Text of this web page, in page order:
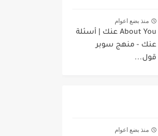
منذ بضع اعوام
About You عنك | أسئلة
عنك - منهج سوبر
قول...
منذ بضع اعوام